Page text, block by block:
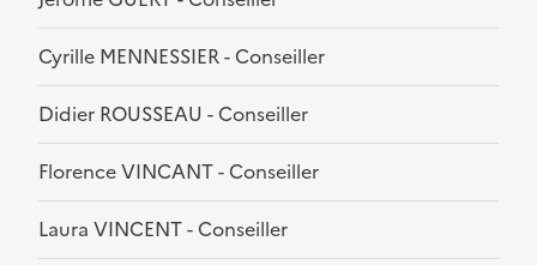
Cyrille MENNESSIER - Conseiller
Didier ROUSSEAU - Conseiller
Florence VINCANT - Conseiller
Laura VINCENT - Conseiller